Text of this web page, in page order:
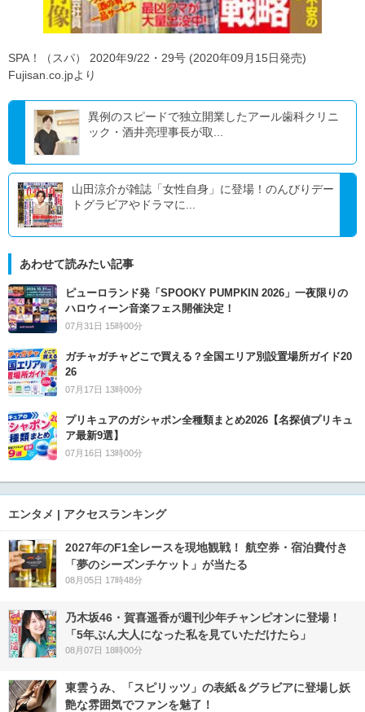
SPA！（スパ） 2020年9/22・29号 (2020年09月15日発売)
Fujisan.co.jpより
異例のスピードで独立開業したアール歯科クリニ
ック・酒井亮理事長が取...
山田涼介が雑誌「女性自身」に登場！のんびりデー
トグラビアやドラマに...
あわせて読みたい記事
ピューロランド発「SPOOKY PUMPKIN 2026」一夜限りの
ハロウィーン音楽フェス開催決定！
07月31日 15時00分
ガチャガチャどこで買える？全国エリア別設置場所ガイド20
26
07月17日 13時00分
プリキュアのガシャポン全種類まとめ2026【名探偵プリキュ
ア最新9選】
07月16日 13時00分
エンタメ | アクセスランキング
2027年のF1全レースを現地観戦！ 航空券・宿泊費付き
「夢のシーズンチケット」が当たる
08月05日 17時48分
乃木坂46・賀喜遥香が週刊少年チャンピオンに登場！
「5年ぶん大人になった私を見ていただけたら」
08月07日 18時00分
東雲うみ、「スピリッツ」の表紙＆グラビアに登場し妖
艶な雰囲気でファンを魅了！